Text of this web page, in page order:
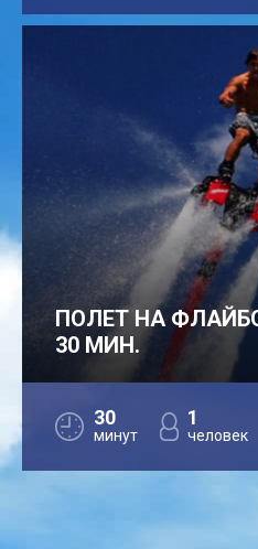
ПОЛЕТ НА
30 МИН.
30
минут
1
человек